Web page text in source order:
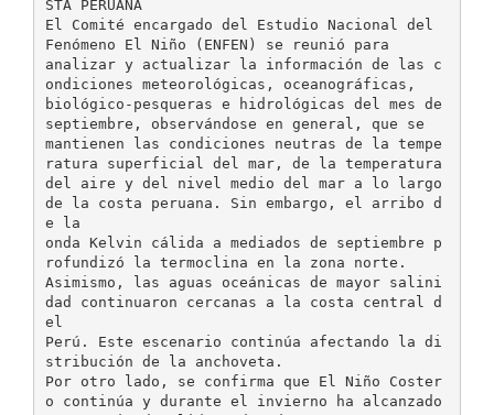
STA PERUANA
El Comité encargado del Estudio Nacional del
Fenómeno El Niño (ENFEN) se reunió para
analizar y actualizar la información de las c
ondiciones meteorológicas, oceanográficas,
biológico-pesqueras e hidrológicas del mes de
septiembre, observándose en general, que se
mantienen las condiciones neutras de la tempe
ratura superficial del mar, de la temperatura
del aire y del nivel medio del mar a lo largo
de la costa peruana. Sin embargo, el arribo d
e la
onda Kelvin cálida a mediados de septiembre p
rofundizó la termoclina en la zona norte.
Asimismo, las aguas oceánicas de mayor salini
dad continuaron cercanas a la costa central d
el
Perú. Este escenario continúa afectando la di
stribución de la anchoveta.
Por otro lado, se confirma que El Niño Coster
o continúa y durante el invierno ha alcanzado